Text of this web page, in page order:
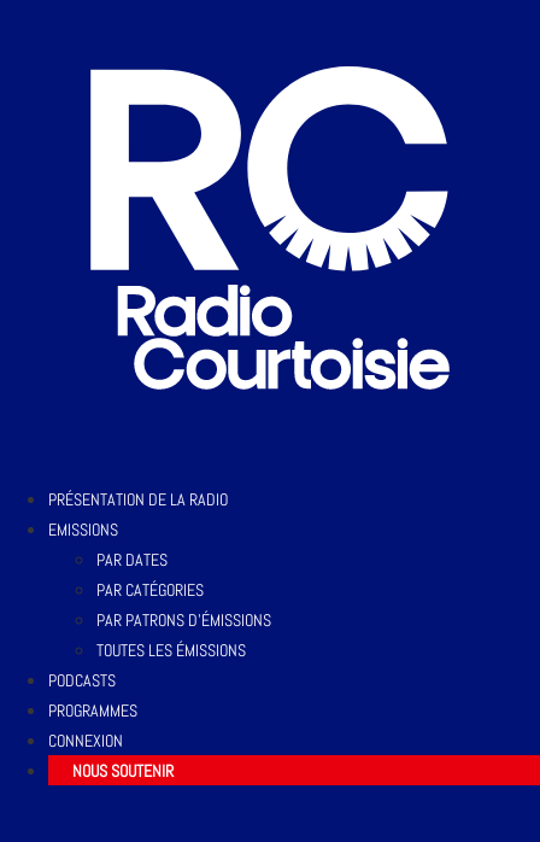
PRÉSENTATION DE LA RADIO
EMISSIONS
PAR DATES
PAR CATÉGORIES
PAR PATRONS D’ÉMISSIONS
TOUTES LES ÉMISSIONS
PODCASTS
PROGRAMMES
CONNEXION
NOUS SOUTENIR